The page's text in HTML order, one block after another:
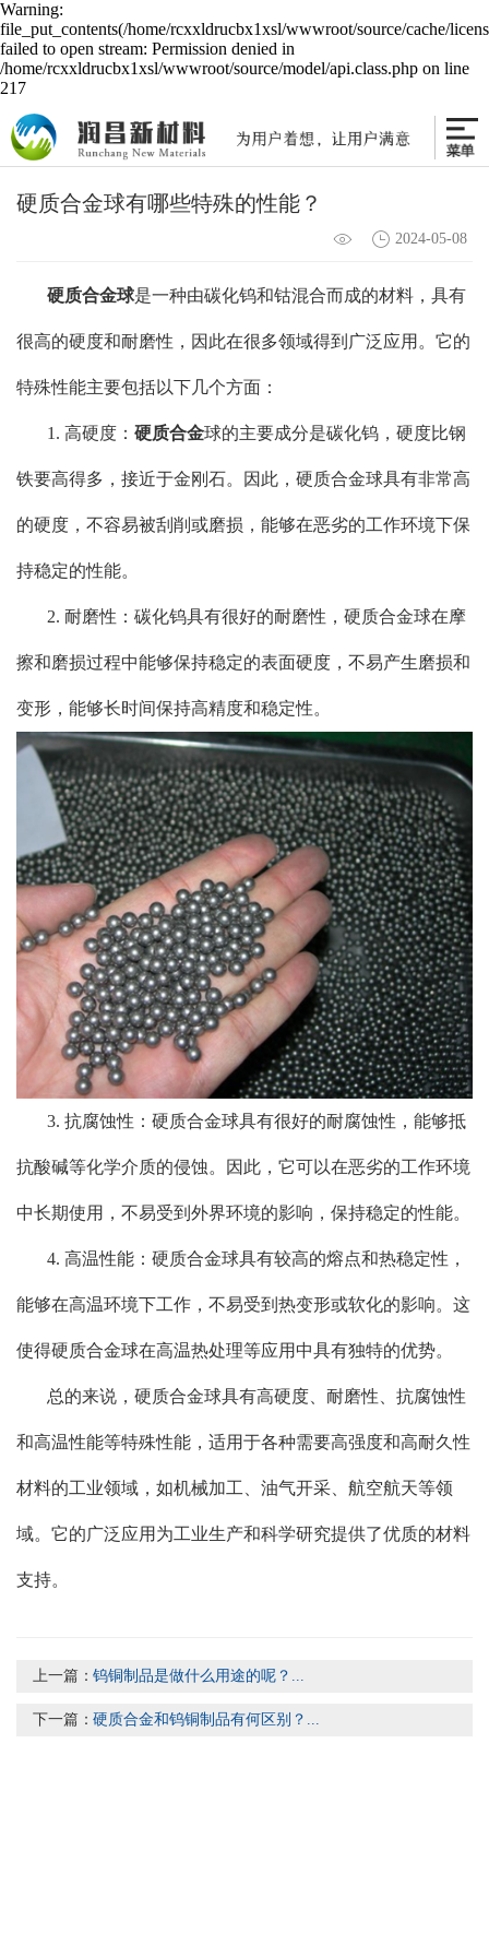
Warning:
file_put_contents(/home/rcxxldrucbx1xsl/wwwroot/source/cache/
failed to open stream: Permission denied in
/home/rcxxldrucbx1xsl/wwwroot/source/model/api.class.php on line
217
硬质合金球有哪些特殊的性能？
2024-05-08
硬质合金球是一种由碳化钨和钴混合而成的材料，具有
很高的硬度和耐磨性，因此在很多领域得到广泛应用。它的
特殊性能主要包括以下几个方面：
1. 高硬度： 硬质合金球的主要成分是碳化钨，硬度比钢
铁要高得多，接近于金刚石。因此，硬质合金球具有非常高
的硬度，不容易被刮削或磨损，能够在恶劣的工作环境下保
持稳定的性能。
2. 耐磨性：碳化钨具有很好的耐磨性，硬质合金球在摩
擦和磨损过程中能够保持稳定的表面硬度，不易产生磨损和
变形，能够长时间保持高精度和稳定性。
3. 抗腐蚀性：硬质合金球具有很好的耐腐蚀性，能够抵
抗酸碱等化学介质的侵蚀。因此，它可以在恶劣的工作环境
中长期使用，不易受到外界环境的影响，保持稳定的性能。
4. 高温性能：硬质合金球具有较高的熔点和热稳定性，
能够在高温环境下工作，不易受到热变形或软化的影响。这
使得硬质合金球在高温热处理等应用中具有独特的优势。
总的来说，硬质合金球具有高硬度、耐磨性、抗腐蚀性
和高温性能等特殊性能，适用于各种需要高强度和高耐久性
材料的工业领域，如机械加工、油气开采、航空航天等领
域。它的广泛应用为工业生产和科学研究提供了优质的材料
支持。
上一篇：钨铜制品是做什么用途的呢？...
下一篇：硬质合金和钨铜制品有何区别？...